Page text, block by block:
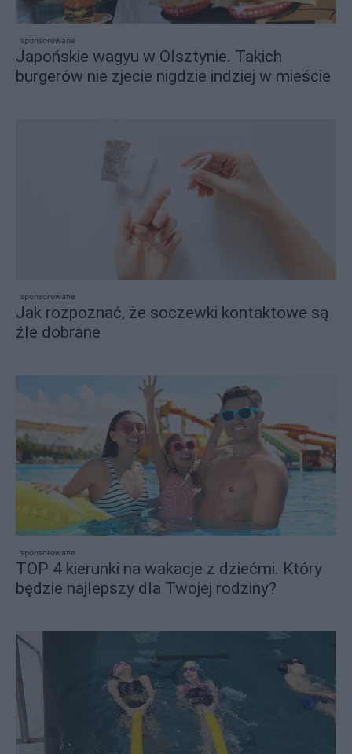
sponsorowane
Japońskie wagyu w Olsztynie. Takich
burgerów nie zjecie nigdzie indziej w mieście
sponsorowane
Jak rozpoznać, że soczewki kontaktowe są
źle dobrane
sponsorowane
TOP 4 kierunki na wakacje z dziećmi. Który
będzie najlepszy dla Twojej rodziny?